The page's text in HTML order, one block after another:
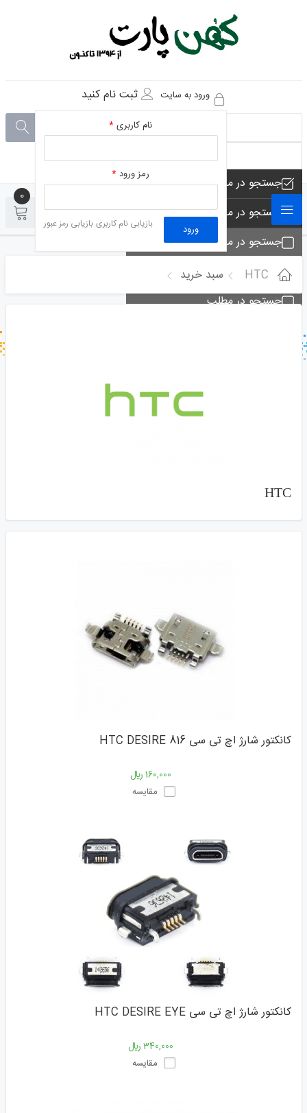
ورود به سایت
نام کاربری*
رمز ورود*
ورود بازیابی نام کاربری بازیابی رمز عبور
ثبت نام کنید
جستجو در مجموعه های فروشگاه
جستجو در محصولات فروشگاه
جستجو در مجموعه ها
جستجو - تماس ها
جستجو در مطلب
0
سبد خرید HTC
HTC
کانکتور شارژ اچ تی سی HTC DESIRE 816
160,000 ﷼
مقایسه
کانکتور شارژ اچ تی سی HTC DESIRE EYE
340,000 ﷼
مقایسه